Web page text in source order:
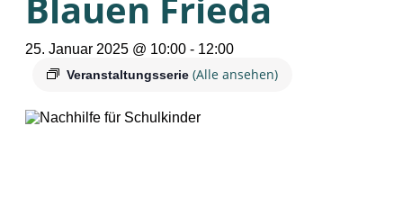
25. Januar 2025 @ 10:00 - 12:00
Veranstaltungsserie (Alle ansehen)